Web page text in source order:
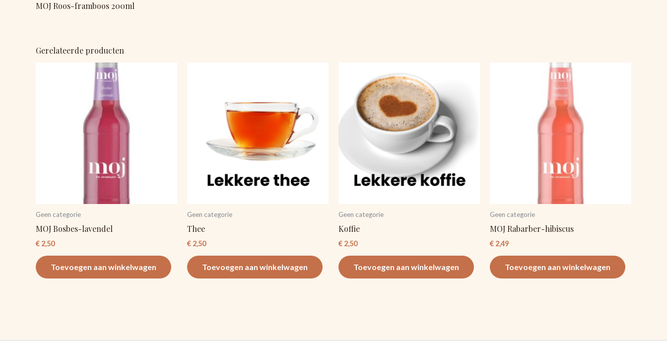
MOJ Roos-framboos 200ml
Gerelateerde producten
Geen categorie
MOJ Bosbes-lavendel
€ 2,50
Toevoegen aan winkelwagen
Geen categorie
Thee
€ 2,50
Toevoegen aan winkelwagen
Geen categorie
Koffie
€ 2,50
Toevoegen aan winkelwagen
Geen categorie
MOJ Rabarber-hibiscus
€ 2,49
Toevoegen aan winkelwagen